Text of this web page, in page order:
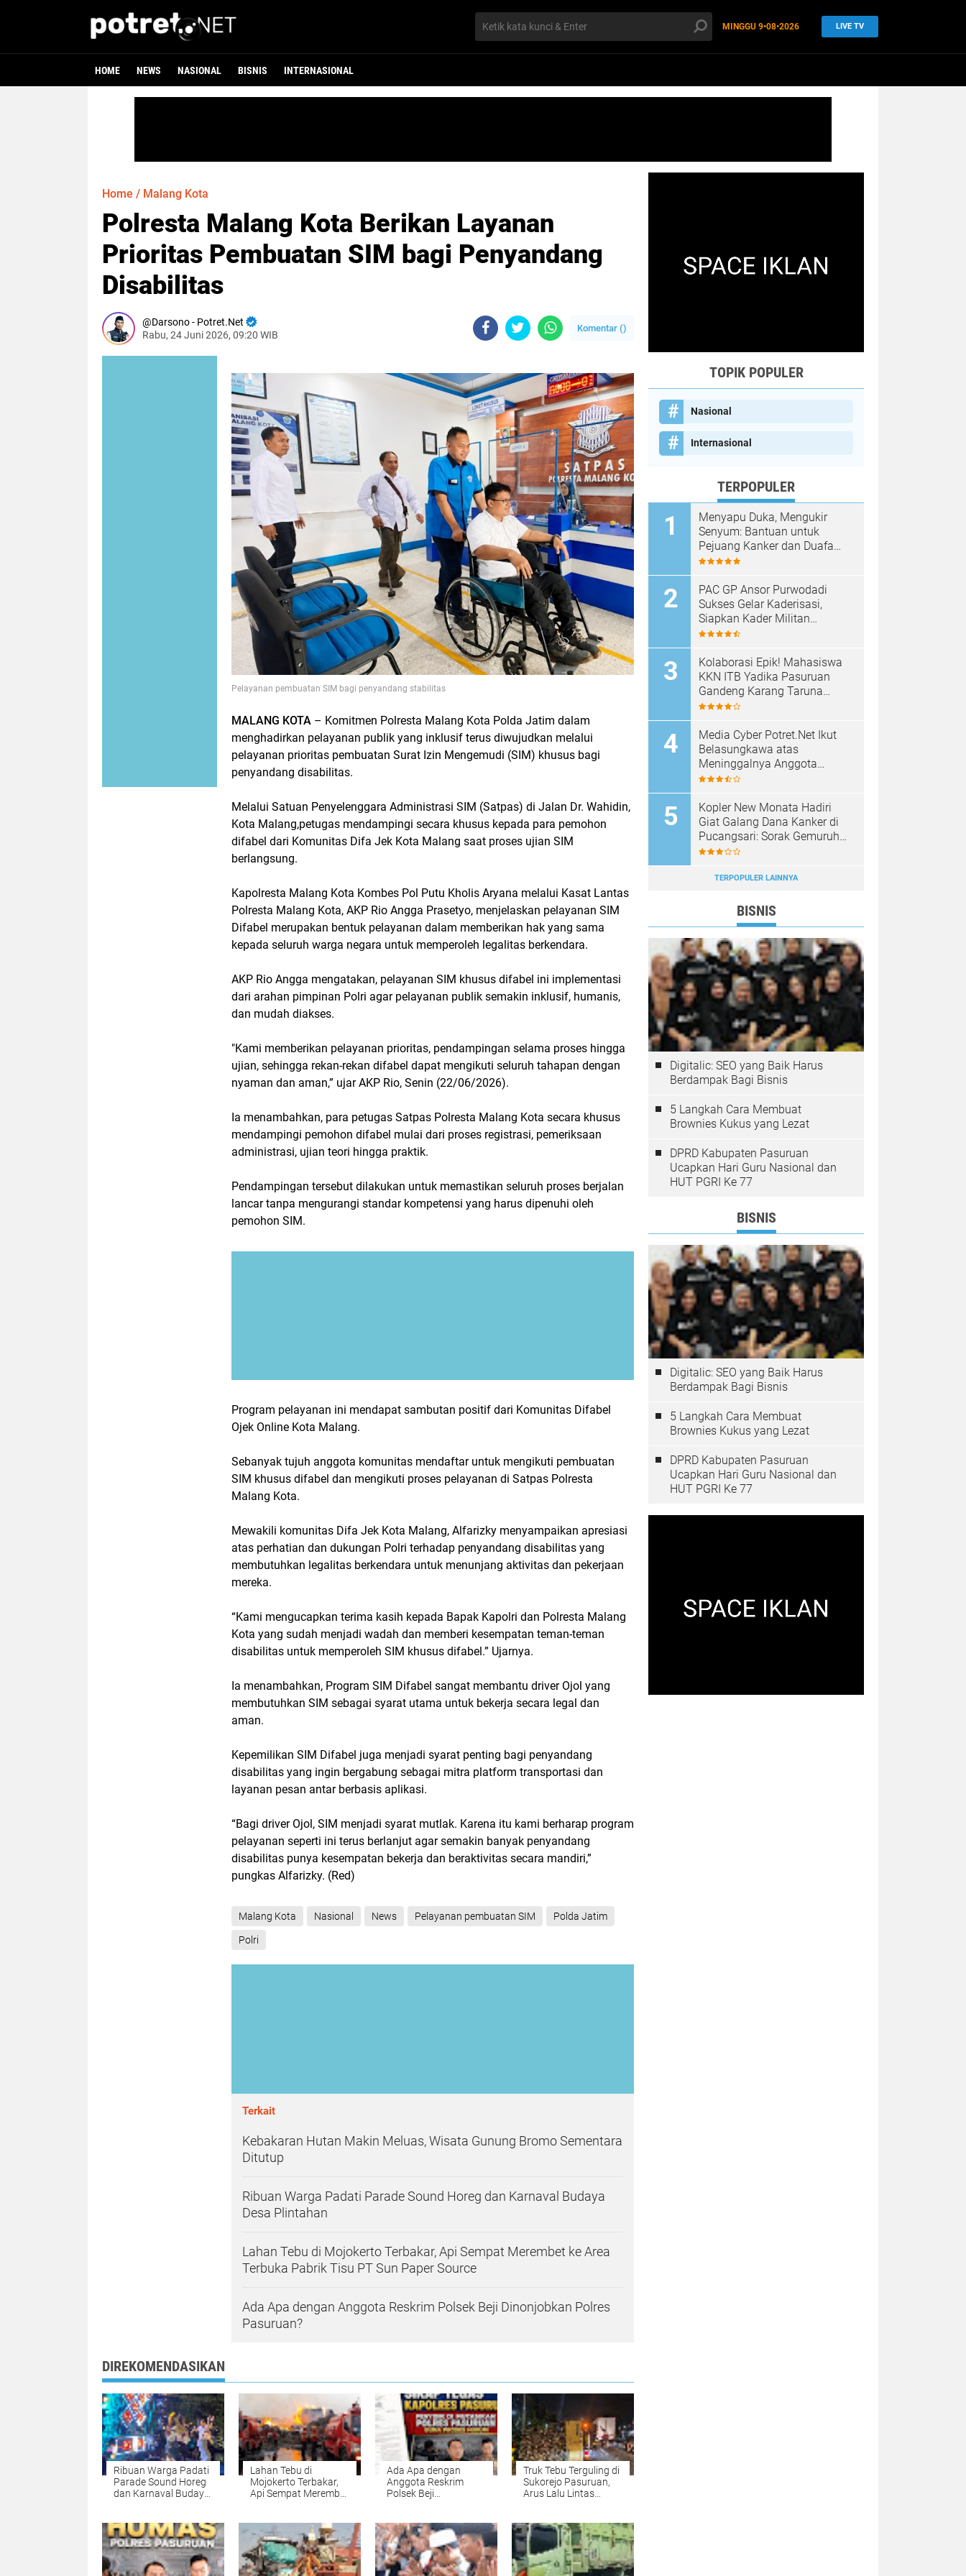
MINGGU 9•08•2026 LIVE TV
HOME NEWS NASIONAL BISNIS INTERNASIONAL
Home / Malang Kota
Polresta Malang Kota Berikan Layanan
Prioritas Pembuatan SIM bagi Penyandang
Disabilitas
Darsono - Potret.Net
Rabu, 24 Juni 2026, 09:20 WIB
Komentar ()
Pelayanan pembuatan SIM bagi penyandang stabilitas
MALANG KOTA – Komitmen Polresta Malang Kota Polda Jatim dalam
menghadirkan pelayanan publik yang inklusif terus diwujudkan melalui
pelayanan prioritas pembuatan Surat Izin Mengemudi (SIM) khusus bagi
penyandang disabilitas.
Melalui Satuan Penyelenggara Administrasi SIM (Satpas) di Jalan Dr. Wahidin,
Kota Malang,petugas mendampingi secara khusus kepada para pemohon
difabel dari Komunitas Difa Jek Kota Malang saat proses ujian SIM
berlangsung.
Kapolresta Malang Kota Kombes Pol Putu Kholis Aryana melalui Kasat Lantas
Polresta Malang Kota, AKP Rio Angga Prasetyo, menjelaskan pelayanan SIM
Difabel merupakan bentuk pelayanan dalam memberikan hak yang sama
kepada seluruh warga negara untuk memperoleh legalitas berkendara.
AKP Rio Angga mengatakan, pelayanan SIM khusus difabel ini implementasi
dari arahan pimpinan Polri agar pelayanan publik semakin inklusif, humanis,
dan mudah diakses.
"Kami memberikan pelayanan prioritas, pendampingan selama proses hingga
ujian, sehingga rekan-rekan difabel dapat mengikuti seluruh tahapan dengan
nyaman dan aman,” ujar AKP Rio, Senin (22/06/2026).
Ia menambahkan, para petugas Satpas Polresta Malang Kota secara khusus
mendampingi pemohon difabel mulai dari proses registrasi, pemeriksaan
administrasi, ujian teori hingga praktik.
Pendampingan tersebut dilakukan untuk memastikan seluruh proses berjalan
lancar tanpa mengurangi standar kompetensi yang harus dipenuhi oleh
pemohon SIM.
Program pelayanan ini mendapat sambutan positif dari Komunitas Difabel
Ojek Online Kota Malang.
Sebanyak tujuh anggota komunitas mendaftar untuk mengikuti pembuatan
SIM khusus difabel dan mengikuti proses pelayanan di Satpas Polresta
Malang Kota.
Mewakili komunitas Difa Jek Kota Malang, Alfarizky menyampaikan apresiasi
atas perhatian dan dukungan Polri terhadap penyandang disabilitas yang
membutuhkan legalitas berkendara untuk menunjang aktivitas dan pekerjaan
mereka.
“Kami mengucapkan terima kasih kepada Bapak Kapolri dan Polresta Malang
Kota yang sudah menjadi wadah dan memberi kesempatan teman-teman
disabilitas untuk memperoleh SIM khusus difabel.” Ujarnya.
Ia menambahkan, Program SIM Difabel sangat membantu driver Ojol yang
membutuhkan SIM sebagai syarat utama untuk bekerja secara legal dan
aman.
Kepemilikan SIM Difabel juga menjadi syarat penting bagi penyandang
disabilitas yang ingin bergabung sebagai mitra platform transportasi dan
layanan pesan antar berbasis aplikasi.
“Bagi driver Ojol, SIM menjadi syarat mutlak. Karena itu kami berharap program
pelayanan seperti ini terus berlanjut agar semakin banyak penyandang
disabilitas punya kesempatan bekerja dan beraktivitas secara mandiri,”
pungkas Alfarizky. (Red)
Malang Kota Nasional News Pelayanan pembuatan SIM Polda Jatim
Polri
Terkait
Kebakaran Hutan Makin Meluas, Wisata Gunung Bromo Sementara
Ditutup
Ribuan Warga Padati Parade Sound Horeg dan Karnaval Budaya
Desa Plintahan
Lahan Tebu di Mojokerto Terbakar, Api Sempat Merembet ke Area
Terbuka Pabrik Tisu PT Sun Paper Source
Ada Apa dengan Anggota Reskrim Polsek Beji Dinonjobkan Polres
Pasuruan?
DIREKOMENDASIKAN
Ribuan Warga Padati
Parade Sound Horeg
dan Karnaval Budaya
Lahan Tebu di
Mojokerto Terbakar,
Api Sempat Merembet
Paper Source
Ada Apa dengan
Anggota Reskrim
Polsek Beji
Truk Tebu Terguling di
Sukorejo Pasuruan,
Arus Lalu Lintas
TOPIK POPULER
Nasional
Internasional
TERPOPULER
Menyapu Duka, Mengukir
Senyum: Bantuan untuk
Pejuang Kanker dan Duafa
Pasuruan Resmi Disalurkan
PAC GP Ansor Purwodadi
Sukses Gelar Kaderisasi,
Siapkan Kader Militan
Berwawasan Islam Nusantara
Kolaborasi Epik! Mahasiswa
KKN ITB Yadika Pasuruan
Gandeng Karang Taruna
Pagak Demi Gebrakan Baru
Media Cyber Potret.Net Ikut
Belasungkawa atas
Meninggalnya Anggota
Polsek Purwosari
Kopler New Monata Hadiri
Giat Galang Dana Kanker di
Pucangsari: Sorak Gemuruh
Sambut Musisi Top Jawa
TERPOPULER LAINNYA
BISNIS
Digitalic: SEO yang Baik Harus
Berdampak Bagi Bisnis
5 Langkah Cara Membuat
Brownies Kukus yang Lezat
DPRD Kabupaten Pasuruan
Ucapkan Hari Guru Nasional dan
HUT PGRI Ke 77
BISNIS
Digitalic: SEO yang Baik Harus
Berdampak Bagi Bisnis
5 Langkah Cara Membuat
Brownies Kukus yang Lezat
DPRD Kabupaten Pasuruan
Ucapkan Hari Guru Nasional dan
HUT PGRI Ke 77